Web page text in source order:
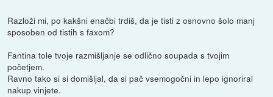
Razloži mi, po kakšni enačbi trdiš, da je tisti z osnovno šolo manj
sposoben od tistih s faxom?
Fantina tole tvoje razmišljanje se odlično soupada s tvojim
početjem.
Ravno tako si si domišljal, da si pač vsemogočni in lepo ignoriral
nakup vinjete.